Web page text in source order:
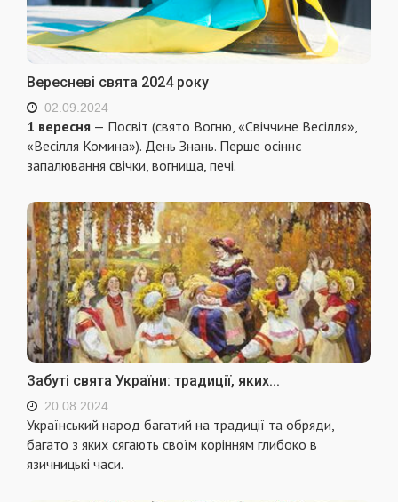
Вересневі свята 2024 року
02.09.2024
1 вересня — Посвіт (свято Вогню, «Свіччине Весілля»,
«Весілля Комина»). День Знань. Перше осіннє
запалювання свічки, вогнища, печі.
Забуті свята України: традиції, яких...
20.08.2024
Український народ багатий на традиції та обряди,
багато з яких сягають своїм корінням глибоко в
язичницькі часи.